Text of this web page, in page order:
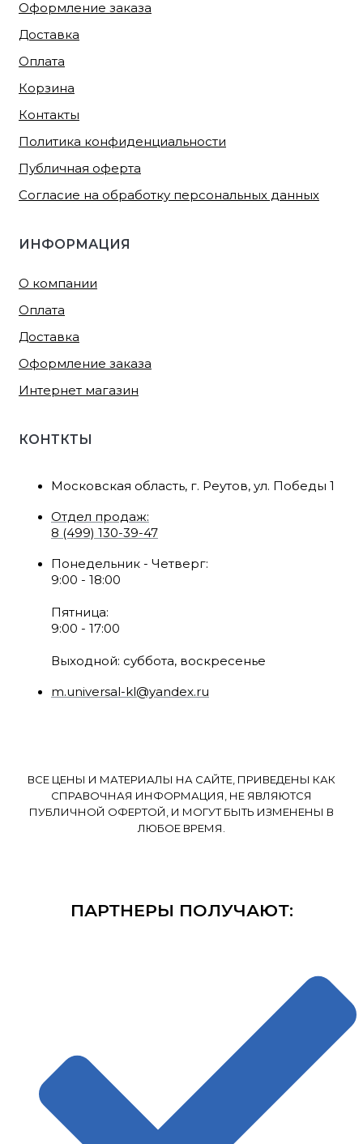
Оформление заказа
Доставка
Оплата
Корзина
Контакты
Политика конфиденциальности
Публичная оферта
Согласие на обработку персональных данных
ИНФОРМАЦИЯ
О компании
Оплата
Доставка
Оформление заказа
Интернет магазин
КОНТКТЫ
Московская область, г. Реутов, ул. Победы 1
Отдел продаж:
8 (499) 130-39-47
Понедельник - Четверг:
9:00 - 18:00
Пятница:
9:00 - 17:00
Выходной: суббота, воскресенье
m.universal-kl@yandex.ru
ВСЕ ЦЕНЫ И МАТЕРИАЛЫ НА САЙТЕ, ПРИВЕДЕНЫ КАК
СПРАВОЧНАЯ ИНФОРМАЦИЯ, НЕ ЯВЛЯЮТСЯ
ПУБЛИЧНОЙ ОФЕРТОЙ, И МОГУТ БЫТЬ ИЗМЕНЕНЫ В
ЛЮБОЕ ВРЕМЯ.
ПАРТНЕРЫ ПОЛУЧАЮТ: